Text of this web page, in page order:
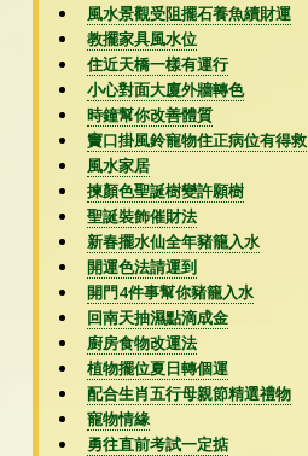
風水景觀受阻擺石養魚續財運
教擺家具風水位
住近天橋一樣有運行
小心對面大廈外牆轉色
時鐘幫你改善體質
竇口掛風鈴寵物住正病位有得救
風水家居
揀顏色聖誕樹變許願樹
聖誕裝飾催財法
新春擺水仙全年豬籠入水
開運色法請運到
開門4件事幫你豬籠入水
回南天抽濕點滴成金
廚房食物改運法
植物擺位夏日轉個運
配合生肖五行母親節精選禮物
寵物情緣
勇往直前考試一定掂